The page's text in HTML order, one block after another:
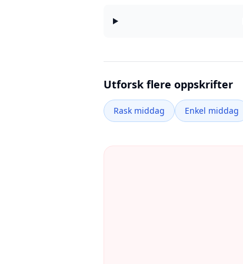
Utforsk flere oppskrifter
Rask middag Enkel middag